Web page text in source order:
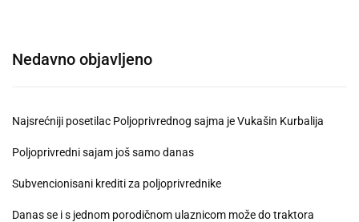
Nedavno objavljeno
Najsrećniji posetilac Poljoprivrednog sajma je Vukašin Kurbalija
Poljoprivredni sajam još samo danas
Subvencionisani krediti za poljoprivrednike
Danas se i s jednom porodičnom ulaznicom može do traktora